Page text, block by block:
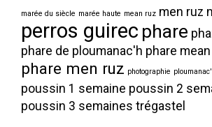
marée du siècle marée haute mean ruz men ruz
perros guirec phare
phare de ploumanac'h phare
phare men ruz photographie
poussin 1 semaine poussin 2
poussin 3 semaines trégastel